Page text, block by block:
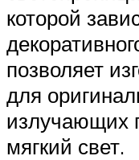
которой
позволяет
для
излучающих
мягкий свет.